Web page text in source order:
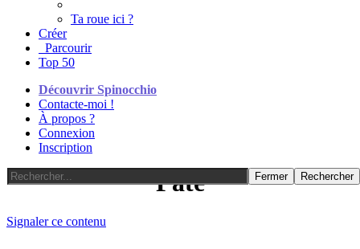
Ta roue ici ?
Créer
Parcourir
Top 50
Découvrir Spinocchio
Contacte-moi !
À propos ?
Connexion
Inscription
Fermer Rechercher
Paté
Signaler ce contenu